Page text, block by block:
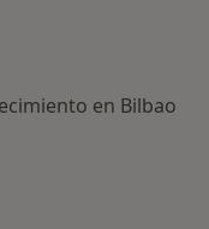
en Bilbao